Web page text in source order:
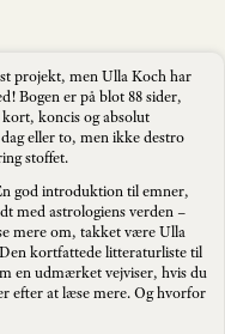
projekt, men Ulla Koch har
Bogen er på blot 88 sider,
koncis og absolut
eller to, men ikke destro
stoffet.
god introduktion til emner,
med astrologiens verden –
mere om, takket være Ulla
kortfattede litteraturliste til
en udmærket vejviser, hvis du
efter at læse mere. Og hvorfor